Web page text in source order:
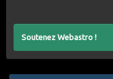
Soutenez Webastro !